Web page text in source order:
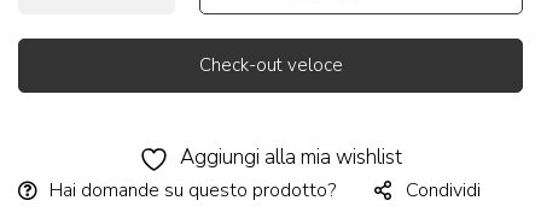
Check-out veloce
Aggiungi alla mia wishlist
Hai domande su questo prodotto? Condividi